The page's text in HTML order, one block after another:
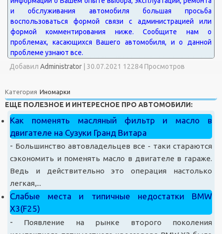
Добавил Administrator 30.07.2021 12284 Просмотров
Категория Иномарки
ЕЩЕ ПОЛЕЗНОЕ И ИНТЕРЕСНОЕ ПРО АВТОМОБИЛИ:
Как поменять масляный фильтр и масло в
двигателе на Сузуки Гранд Витара
- Большинство автовладельцев все - таки стараются
сэкономить и поменять масло в двигателе в гараже.
Ведь и действительно это операция настолько
легкая,...
Слабые места и типичные недостатки BMW
X3(F25)
- Появление на рынке второго поколения